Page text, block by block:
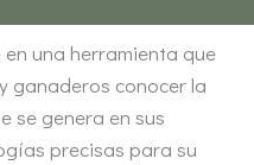
en una herramienta que
ganaderos conocer la
se genera en sus
precisas para su